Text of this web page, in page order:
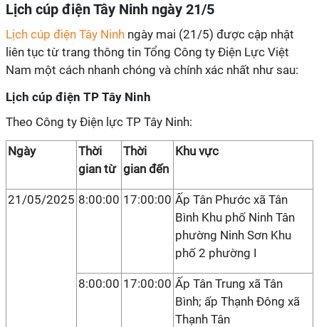
Lịch cúp điện Tây Ninh ngày 21/5
Lịch cúp điện Tây Ninh ngày mai (21/5) được cập nhật
liên tục từ trang thông tin Tổng Công ty Điện Lực Việt
Nam một cách nhanh chóng và chính xác nhất như sau:
Lịch cúp điện TP Tây Ninh
Theo Công ty Điện lực TP Tây Ninh:
Ngày
Thời
gian từ
Thời
gian đến
Khu vực
21/05/2025 8:00:00 17:00:00 Ấp Tân Phước xã Tân
Bình Khu phố Ninh Tân
phường Ninh Sơn Khu
phố 2 phường I
8:00:00 17:00:00 Ấp Tân Trung xã Tân
Bình; ấp Thạnh Đông xã
Thạnh Tân